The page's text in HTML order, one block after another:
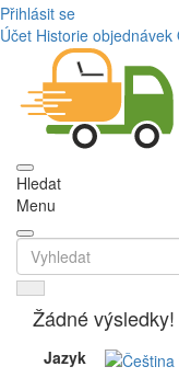
Přihlásit se
Účet Historie objednávek
Hledat
Menu
Žádné výsledky!
Jazyk